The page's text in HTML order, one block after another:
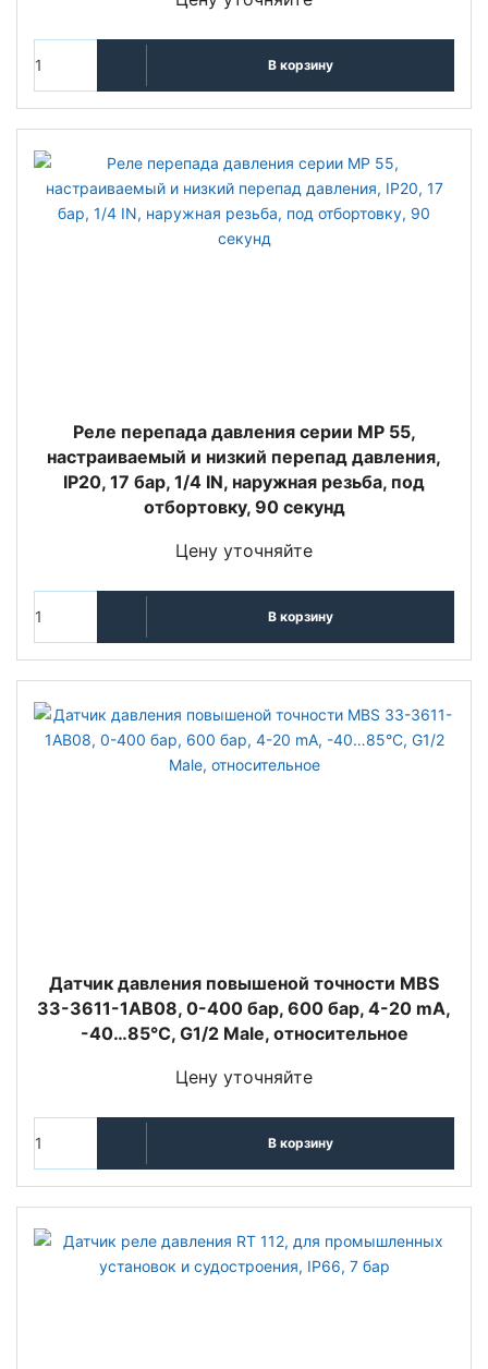
В корзину
Реле перепада давления серии MP 55,
настраиваемый и низкий перепад давления,
IP20, 17 бар, 1/4 IN, наружная резьба, под
отбортовку, 90 секунд
Цену уточняйте
В корзину
Датчик давления повышеной точности MBS
33-3611-1AB08, 0-400 бар, 600 бар, 4-20 mA,
-40…85°C, G1/2 Male, относительное
Цену уточняйте
В корзину